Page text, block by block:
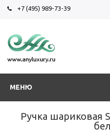
+7 (495) 989-73-39
МЕНЮ
Ручка шариковая